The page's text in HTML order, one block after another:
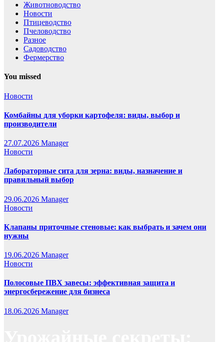
Животноводство
Новости
Птицеводство
Пчеловодство
Разное
Садоводство
Фермерство
You missed
Новости
Комбайны для уборки картофеля: виды, выбор и
производители
27.07.2026 Manager
Новости
Лабораторные сита для зерна: виды, назначение и
правильный выбор
29.06.2026 Manager
Новости
Клапаны приточные стеновые: как выбрать и зачем они
нужны
19.06.2026 Manager
Новости
Полосовые ПВХ завесы: эффективная защита и
энергосбережение для бизнеса
18.06.2026 Manager